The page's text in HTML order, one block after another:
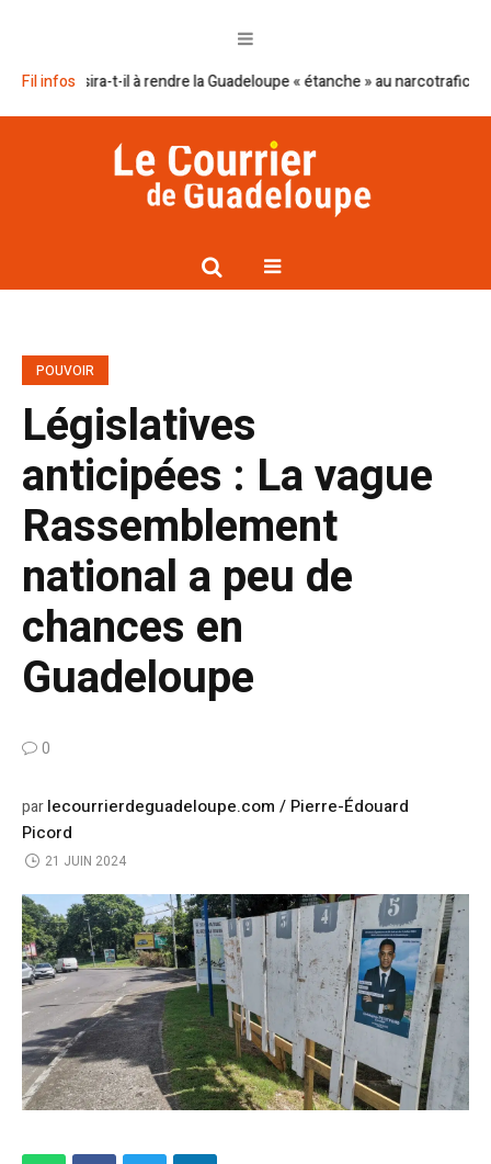
Fil infos
t-il à rendre la Guadeloupe « étanche » au narcotrafic ? Cap
POUVOIR
Législatives
anticipées : La vague
Rassemblement
national a peu de
chances en
Guadeloupe
0
parlecourrierdeguadeloupe.com / Pierre-Édouard
Picord
21 JUIN 2024